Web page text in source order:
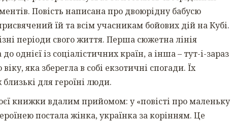
Повість написана про двоюрідну бабусю
їй та всім учасникам бойових дій на Кубі.
періоди свого життя. Перша сюжетна лінія
однієї із соціалістичних країн, а інша – тут-і-зараз
яка зберегла в собі екзотичні спогади. Їх
для героїні люди.
книжки вдалим прийомом: у «повісті про маленьку
постала жінка, українка за корінням. Це